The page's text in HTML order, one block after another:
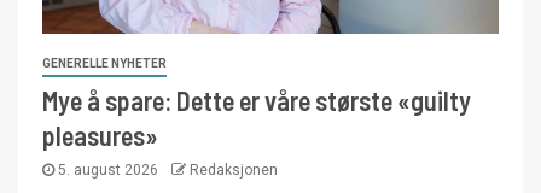
GENERELLE NYHETER
Mye å spare: Dette er våre største «guilty
pleasures»
5. august 2026 Redaksjonen